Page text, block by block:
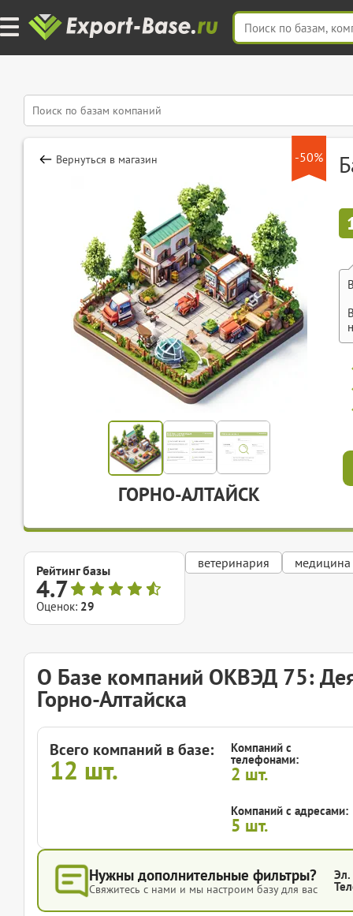
-50%
Вернуться в магазин
ГОРНО-АЛТАЙСК
Рейтинг базы
4.7
Оценок: 29
ветеринария медицина
О Базе компаний ОКВЭД 75:
Горно-Алтайска
Всего компаний в базе:
12 шт.
Компаний с
телефонами:
2 шт.
Компаний с адресами:
5 шт.
Нужны дополнительные фильтры?
Свяжитесь с нами и мы настроим базу для вас
Эл.